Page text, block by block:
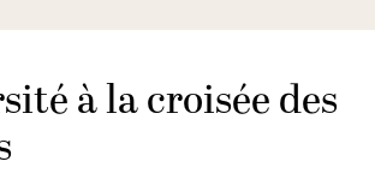
à la croisée des